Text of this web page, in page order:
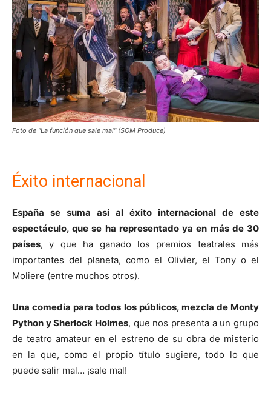
Foto de "La función que sale mal" (SOM Produce)
Éxito internacional
España se suma así al éxito internacional de este
espectáculo, que se ha representado ya en más de 30
países, y que ha ganado los premios teatrales más
importantes del planeta, como el Olivier, el Tony o el
Moliere (entre muchos otros).
Una comedia para todos los públicos, mezcla de Monty
Python y Sherlock Holmes, que nos presenta a un grupo
de teatro amateur en el estreno de su obra de misterio
en la que, como el propio título sugiere, todo lo que
puede salir mal… ¡sale mal!